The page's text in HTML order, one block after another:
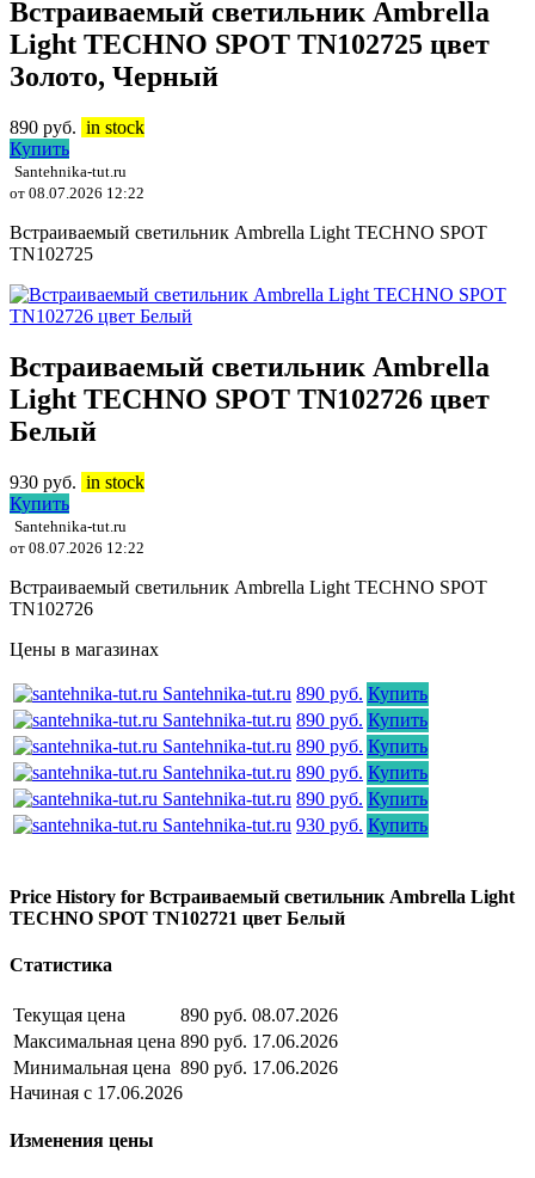
Встраиваемый светильник Ambrella
Light TECHNO SPOT TN102725 цвет
Золото, Черный
890 руб. in stock
Купить
Santehnika-tut.ru
от 08.07.2026 12:22
Встраиваемый светильник Ambrella Light TECHNO SPOT
TN102725
Встраиваемый светильник Ambrella
Light TECHNO SPOT TN102726 цвет
Белый
930 руб. in stock
Купить
Santehnika-tut.ru
от 08.07.2026 12:22
Встраиваемый светильник Ambrella Light TECHNO SPOT
TN102726
Цены в магазинах
Santehnika-tut.ru 890 руб. Купить
Santehnika-tut.ru 890 руб. Купить
Santehnika-tut.ru 890 руб. Купить
Santehnika-tut.ru 890 руб. Купить
Santehnika-tut.ru 890 руб. Купить
Santehnika-tut.ru 930 руб. Купить
Price History for Встраиваемый светильник Ambrella Light
TECHNO SPOT TN102721 цвет Белый
Статистика
Текущая цена 890 руб. 08.07.2026
Максимальная цена 890 руб. 17.06.2026
Минимальная цена 890 руб. 17.06.2026
Начиная с 17.06.2026
Изменения цены